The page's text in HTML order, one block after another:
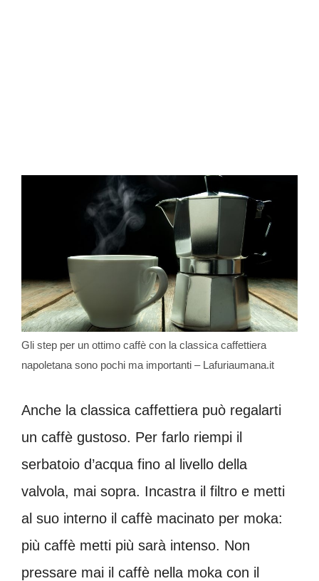
Gli step per un ottimo caffè con la classica caffettiera
napoletana sono pochi ma importanti – Lafuriaumana.it
Anche la classica caffettiera può regalarti
un caffè gustoso. Per farlo riempi il
serbatoio d’acqua fino al livello della
valvola, mai sopra. Incastra il filtro e metti
al suo interno il caffè macinato per moka:
più caffè metti più sarà intenso. Non
pressare mai il caffè nella moka con il